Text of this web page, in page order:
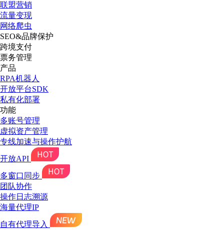
联盟营销
流量变现
网络爬虫
SEO&品牌保护
跨境支付
票务管理
产品
RPA机器人
开放平台SDK
私有化部署
功能
多账号管理
虚拟资产管理
专线加速与操作护航
开放API
多窗口同步
团队协作
操作日志溯源
海量代理IP
自有代理导入